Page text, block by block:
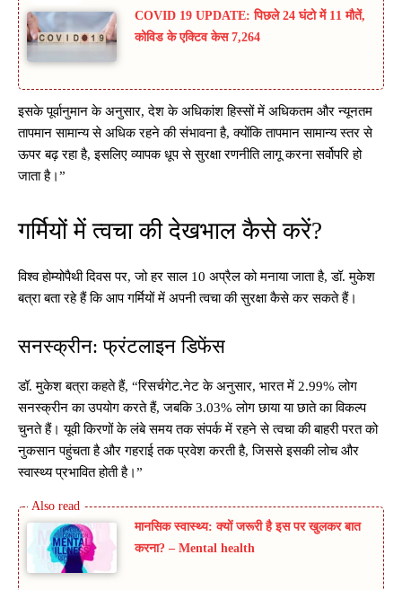
COVID 19 UPDATE: पिछले 24 घंटो में 11 मौतें,
कोविड के एक्टिव केस 7,264
इसके पूर्वानुमान के अनुसार, देश के अधिकांश हिस्सों में अधिकतम और न्यूनतम
तापमान सामान्य से अधिक रहने की संभावना है, क्योंकि तापमान सामान्य स्तर से
ऊपर बढ़ रहा है, इसलिए व्यापक धूप से सुरक्षा रणनीति लागू करना सर्वोपरि हो
जाता है।”
गर्मियों में त्वचा की देखभाल कैसे करें?
विश्व होम्योपैथी दिवस पर, जो हर साल 10 अप्रैल को मनाया जाता है, डॉ. मुकेश
बत्रा बता रहे हैं कि आप गर्मियों में अपनी त्वचा की सुरक्षा कैसे कर सकते हैं।
सनस्क्रीन: फ्रंटलाइन डिफेंस
डॉ. मुकेश बत्रा कहते हैं, “रिसर्चगेट.नेट के अनुसार, भारत में 2.99% लोग
सनस्क्रीन का उपयोग करते हैं, जबकि 3.03% लोग छाया या छाते का विकल्प
चुनते हैं। यूवी किरणों के लंबे समय तक संपर्क में रहने से त्वचा की बाहरी परत को
नुकसान पहुंचता है और गहराई तक प्रवेश करती है, जिससे इसकी लोच और
स्वास्थ्य प्रभावित होती है।”
मानसिक स्वास्थ्य: क्यों जरूरी है इस पर खुलकर बात
करना? – Mental health